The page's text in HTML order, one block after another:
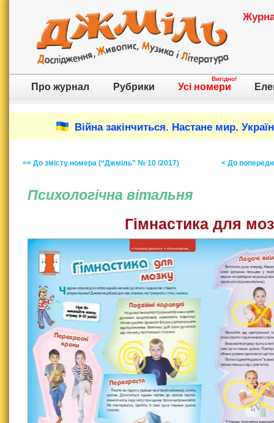
Про журнал Рубрики Усі номери
Вигідно!
Війна закінчиться. Настане мир.
<< До змісту номера (“Джміль” № 10 /2017) < До
Психологічна вітальня
Гімнастика для